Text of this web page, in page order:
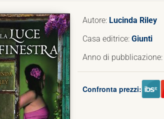
Autore: Lucinda Riley
Casa editrice: Giunti
Anno di pubblicazione:
Confronta prezzi: